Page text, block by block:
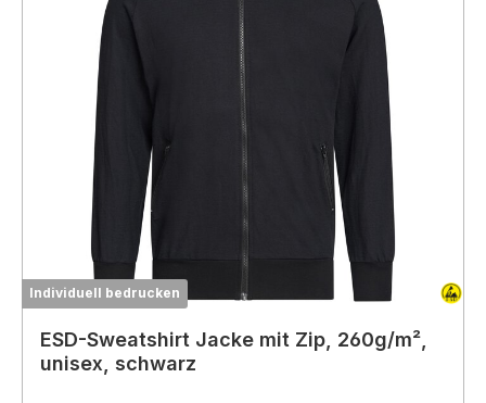
Individuell bedrucken
ESD-Sweatshirt Jacke mit Zip, 260g/m²,
unisex, schwarz